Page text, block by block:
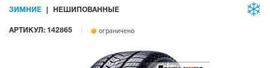
АРТИКУЛ: 142865 ограничено
ЗИМНИЕ НЕШИПОВАННЫЕ